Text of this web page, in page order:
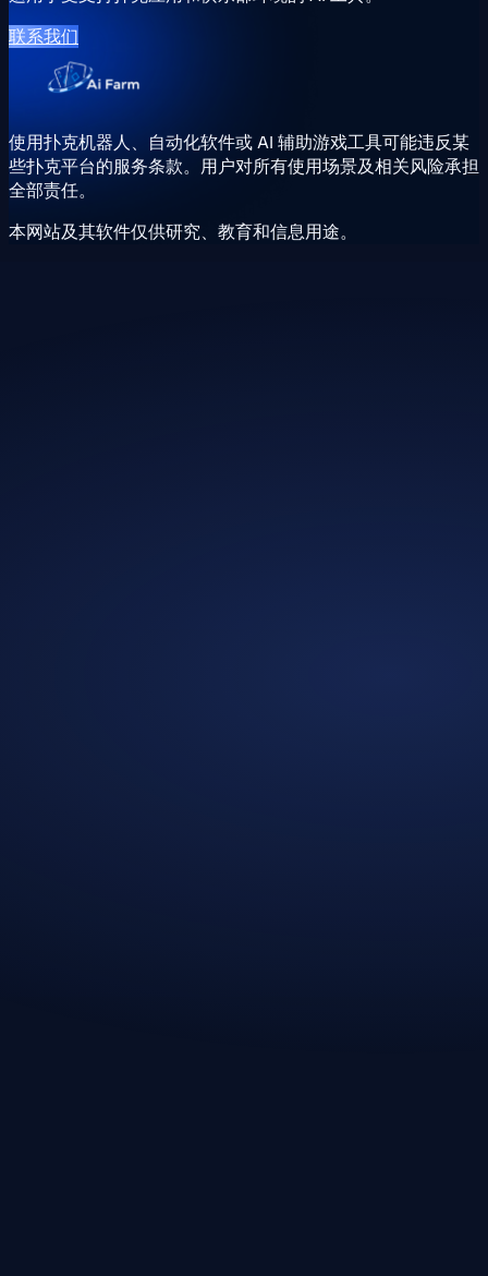
联系我们
使用扑克机器人、自动化软件或 AI 辅助游戏工具可能违反某
些扑克平台的服务条款。用户对所有使用场景及相关风险承担
全部责任。
本网站及其软件仅供研究、教育和信息用途。